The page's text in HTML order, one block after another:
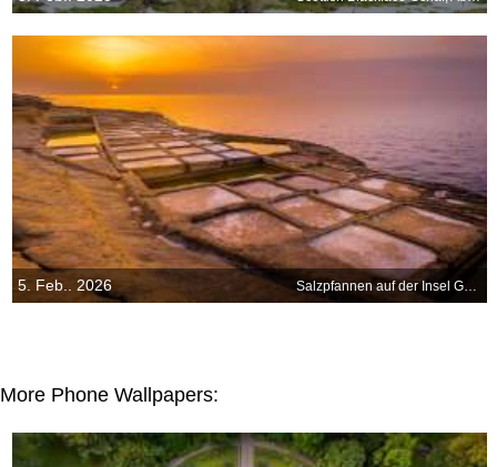
5. Feb.. 2026 Salzpfannen auf der Insel Gozo, Malta
More Phone Wallpapers: